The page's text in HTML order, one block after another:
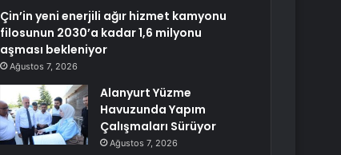
Çin’in yeni enerjili ağır hizmet kamyonu
filosunun 2030’a kadar 1,6 milyonu
aşması bekleniyor
Ağustos 7, 2026
Alanyurt Yüzme
Havuzunda Yapım
Çalışmaları Sürüyor
Ağustos 7, 2026